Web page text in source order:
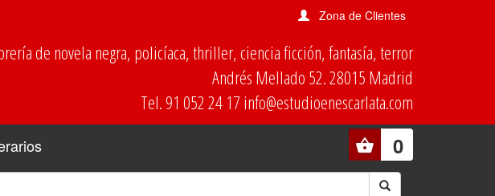
Zona de Clientes
de novela negra, policíaca, thriller, ciencia ficción, fantasía, terror
Andrés Mellado 52. 28015 Madrid
Tel. 91 052 24 17 info@estudioenescarlata.com
0